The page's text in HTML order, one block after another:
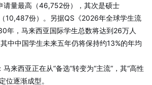
请量最高（46,752份），其次是硕士
10,487份）。另据QS《2026年全球学生流
年，马来西亚国际学生总数将达到26万人
中中国学生未来五年仍将保持约13%的年均
来西亚正在从“备选”转变为“主流”，其“高性
位逐渐成型。